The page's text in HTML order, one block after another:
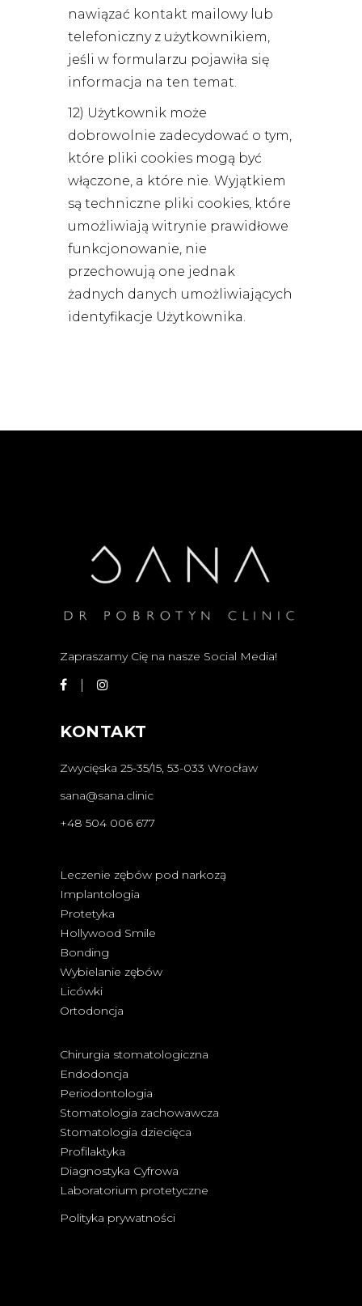
nawiązać kontakt mailowy lub
telefoniczny z użytkownikiem,
jeśli w formularzu pojawiła się
informacja na ten temat.
12) Użytkownik może
dobrowolnie zadecydować o tym,
które pliki cookies mogą być
włączone, a które nie. Wyjątkiem
są techniczne pliki cookies, które
umożliwiają witrynie prawidłowe
funkcjonowanie, nie
przechowują one jednak
żadnych danych umożliwiających
identyfikacje Użytkownika.
Zapraszamy Cię na nasze Social Media!
KONTAKT
Zwycięska 25-35/15, 53-033 Wrocław
sana@sana.clinic
+48 504 006 677
Leczenie zębów pod narkozą
Implantologia
Protetyka
Hollywood Smile
Bonding
Wybielanie zębów
Licówki
Ortodoncja
Chirurgia stomatologiczna
Endodoncja
Periodontologia
Stomatologia zachowawcza
Stomatologia dziecięca
Profilaktyka
Diagnostyka Cyfrowa
Laboratorium protetyczne
Polityka prywatności